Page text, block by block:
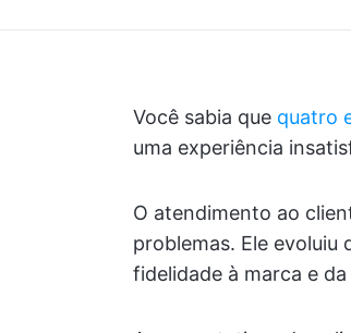
Você sabia que quatro
uma experiência
O atendimento ao
problemas. Ele
fidelidade à marca e